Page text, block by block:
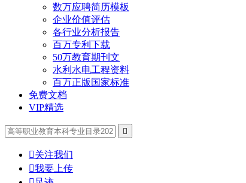
数万应聘简历模板
企业价值评估
各行业分析报告
百万专利下载
50万教育期刊文
水利水电工程资料
百万正版国家标准
免费文档
VIP精选

关注我们
我要上传